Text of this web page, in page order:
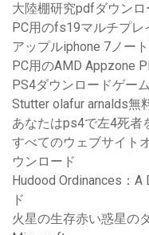
大陸棚研究pdfダウンロ
PC用のfs19マルチプ
アップルiphone 7ノー
PC用のAMD Appzone
PS4ダウンロードゲー
Stutter olafur arnalds無
あなたはps4で左4死者
すべてのウェブサイト
ウンロード
Hudood Ordinances：
ド
火星の生存赤い惑星の